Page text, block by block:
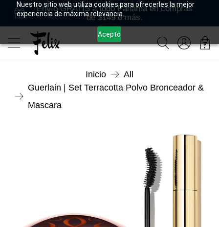
Nuestro sitio web utiliza cookies para ofrecerles la mejor
experiencia de máxima relevancia.
Acepto
Envío GRATIS a todo Panamá en compras
de $149 o más.
Inicio
All
Guerlain | Set Terracotta Polvo Bronceador &
Mascara